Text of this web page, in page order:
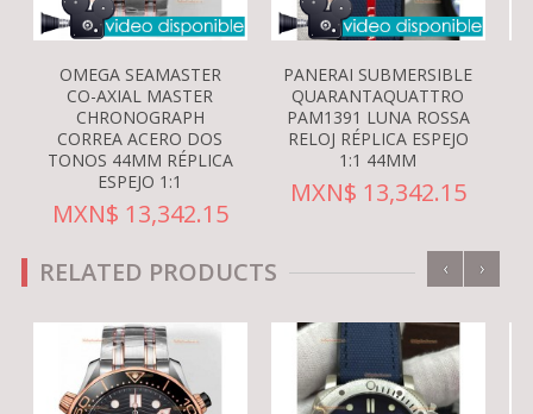
OMEGA SEAMASTER
CO-AXIAL MASTER
CHRONOGRAPH
CORREA ACERO DOS
TONOS 44MM RÉPLICA
ESPEJO 1:1
MXN$ 13,342.15
PANERAI SUBMERSIBLE
QUARANTAQUATTRO
PAM1391 LUNA ROSSA
RELOJ RÉPLICA ESPEJO
1:1 44MM
MXN$ 13,342.15
RELATED PRODUCTS ‹ ›